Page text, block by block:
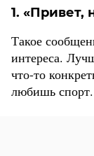
1. «Привет,
Такое
интереса.
что-то
любишь